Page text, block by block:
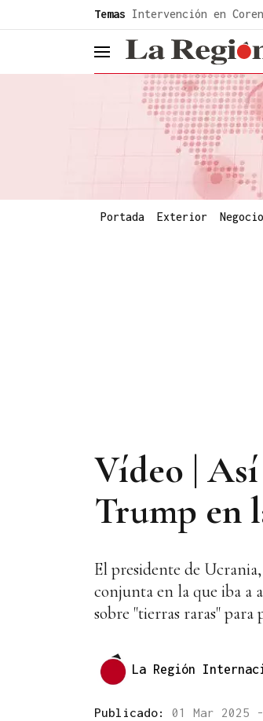
Temas Intervención en Coren
header.menu.open
Portada Exterior
Vídeo |
Trump en
El presidente de
conjunta en la que iba a
sobre "tierras raras"
La Región
Publicado: 01 Mar 2025